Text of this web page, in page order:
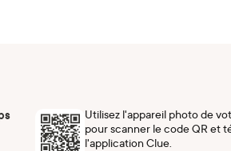
Utilisez l'appareil photo de
pour scanner le code QR et
l'application Clue.